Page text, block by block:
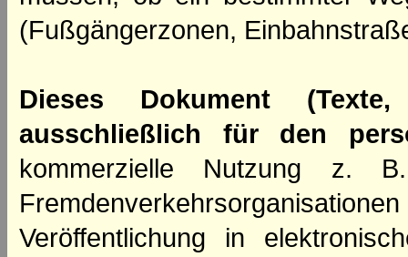
(Fußgängerzonen,
Dieses Dokument
ausschließlich für den
kommerzielle Nutzung z.
Veröffentlichung in